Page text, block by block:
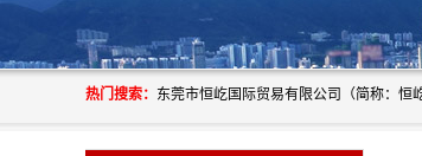
热门搜索：